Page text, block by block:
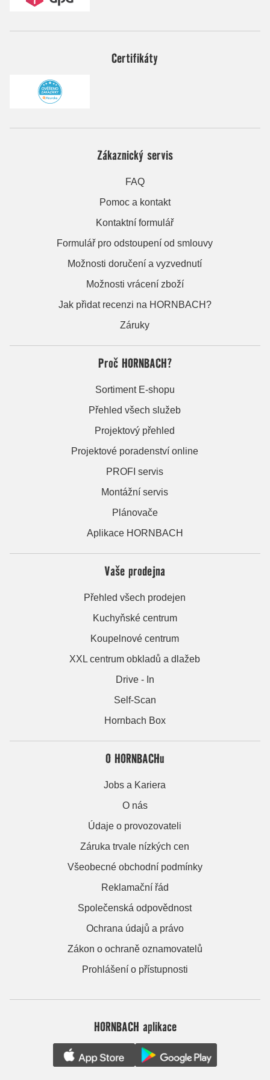
Certifikáty
Zákaznický servis
FAQ
Pomoc a kontakt
Kontaktní formulář
Formulář pro odstoupení od smlouvy
Možnosti doručení a vyzvednutí
Možnosti vrácení zboží
Jak přidat recenzi na HORNBACH?
Záruky
Proč HORNBACH?
Sortiment E-shopu
Přehled všech služeb
Projektový přehled
Projektové poradenství online
PROFI servis
Montážní servis
Plánovače
Aplikace HORNBACH
Vaše prodejna
Přehled všech prodejen
Kuchyňské centrum
Koupelnové centrum
XXL centrum obkladů a dlažeb
Drive - In
Self-Scan
Hornbach Box
O HORNBACHu
Jobs a Kariera
O nás
Údaje o provozovateli
Záruka trvale nízkých cen
Všeobecné obchodní podmínky
Reklamační řád
Společenská odpovědnost
Ochrana údajů a právo
Zákon o ochraně oznamovatelů
Prohlášení o přístupnosti
HORNBACH aplikace